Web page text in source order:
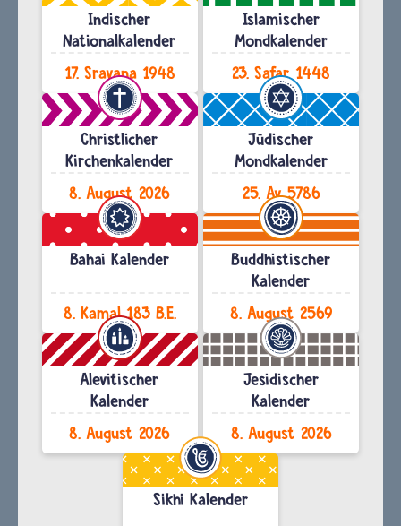
Indischer
Nationalkalender
17. Sravana 1948
Islamischer
Mondkalender
23. Safar 1448
Christlicher
Kirchenkalender
8. August 2026
Jüdischer
Mondkalender
25. Av 5786
Bahai Kalender
8. Kamal 183 B.E.
Buddhistischer
Kalender
8. August 2569
Alevitischer
Kalender
8. August 2026
Jesidischer
Kalender
8. August 2026
Sikhi Kalender